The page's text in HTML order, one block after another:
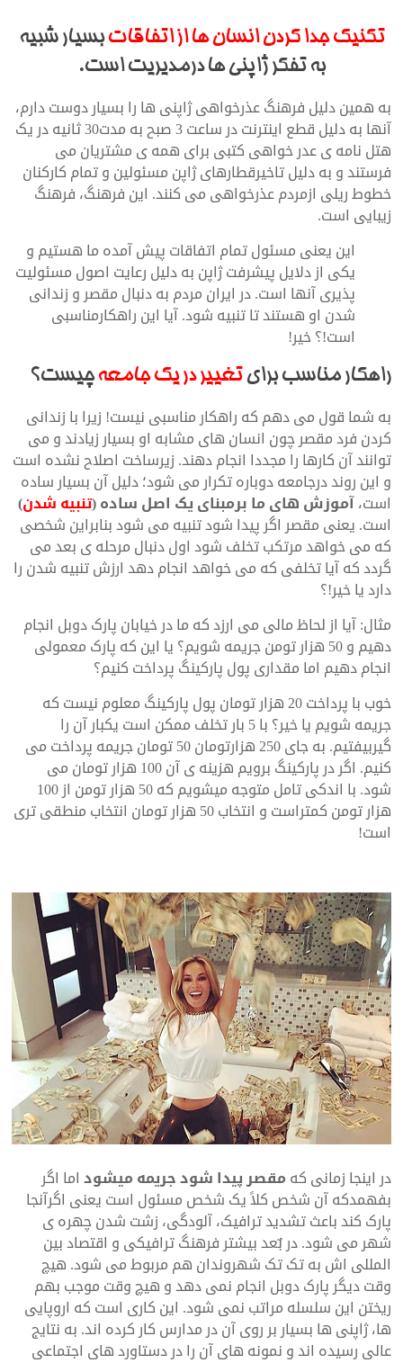
تکنیک جدا کردن انسان ها از اتفاقاتبسیار شبیه
به تفکر ژاپنی ها درمدیریت است.
به همین دلیل فرهنگ عذرخواهی ژاپنی ها را بسیار دوست دارم،
آنها به دلیل قطع اینترنت در ساعت 3 صبح به مدت30 ثانیه در یک
هتل نامه ی عدر خواهی کتبی برای همه ی مشتریان می
فرستند و به دلیل تاخیرقطارهای ژاپن مسئولین و تمام کارکنان
خطوط ریلی ازمردم عذرخواهی می کنند. این فرهنگ، فرهنگ
زیبایی است.
این یعنی مسئول تمام اتفاقات پیش آمده ما هستیم و
یکی از دلایل پیشرفت ژاپن به دلیل رعایت اصول مسئولیت
پذیری آنها است. در ایران مردم به دنبال مقصر و زندانی
شدن او هستند تا تنبیه شود. آیا این راهکارمناسبی
است!؟ خیر!
راهکار مناسب برایتغییر در یک جامعهچیست؟
به شما قول می دهم که راهکار مناسبی نیست! زیرا با زندانی
کردن فرد مقصر چون انسان های مشابه او بسیار زیادند و می
توانند آن کارها را مجددا انجام دهند. زیرساخت اصلاح نشده است
و این روند درجامعه دوباره تکرار می شود؛ دلیل آن بسیار ساده
است،آموزش های ما برمبنای یک اصل ساده (تنبیه شدن)
است. یعنی مقصر اگر پیدا شود تنبیه می شود بنابراین شخصی
که می خواهد مرتکب تخلف شود اول دنبال مرحله ی بعد می
گردد که آیا تخلفی که می خواهد انجام دهد ارزش تنبیه شدن را
دارد یا خیر!؟
مثال: آیا از لحاظ مالی می ارزد که ما در خیابان پارک دوبل انجام
دهیم و 50 هزار تومن جریمه شویم؟ یا این که پارک معمولی
انجام دهیم اما مقداری پول پارکینگ پرداخت کنیم؟
خوب با پرداخت 20 هزار تومان پول پارکینگ معلوم نیست که
جریمه شویم یا خیر؟ با 5 بار تخلف ممکن است یکبار آن را
گیربیفتیم. به جای 250 هزارتومان 50 تومان جریمه پرداخت می
کنیم. اگر در پارکینگ برویم هزینه ی آن 100 هزار تومان می
شود. با اندکی تامل متوجه میشویم که 50 هزار تومن از 100
هزار تومن کمتراست و انتخاب 50 هزار تومان انتخاب منطقی تری
است!
در اینجا زمانی کهمقصر پیدا شود جریمه میشوداما اگر
بفهمدکه آن شخص کلاً یک شخص مسئول است یعنی اگرآنجا
پارک کند باعث تشدید ترافیک، آلودگی، زشت شدن چهره ی
شهر می شود. در بٌعد بیشتر فرهنگ ترافیکی و اقتصاد بین
المللی اش به تک تک شهروندان هم مربوط می شود. هیچ
وقت دیگر پارک دوبل انجام نمی دهد و هیچ وقت موجب بهم
ریختن این سلسله مراتب نمی شود. این کاری است که اروپایی
ها، ژاپنی ها بسیار بر روی آن در مدارس کار کرده اند. به نتایج
عالی رسیده اند و نمونه های آن را در دستاورد های اجتماعی